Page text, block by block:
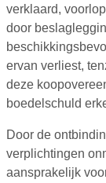
verklaard,
door
ervan verliest,
deze
boedelschuld
Door de
verplichtingen
aansprakelijk